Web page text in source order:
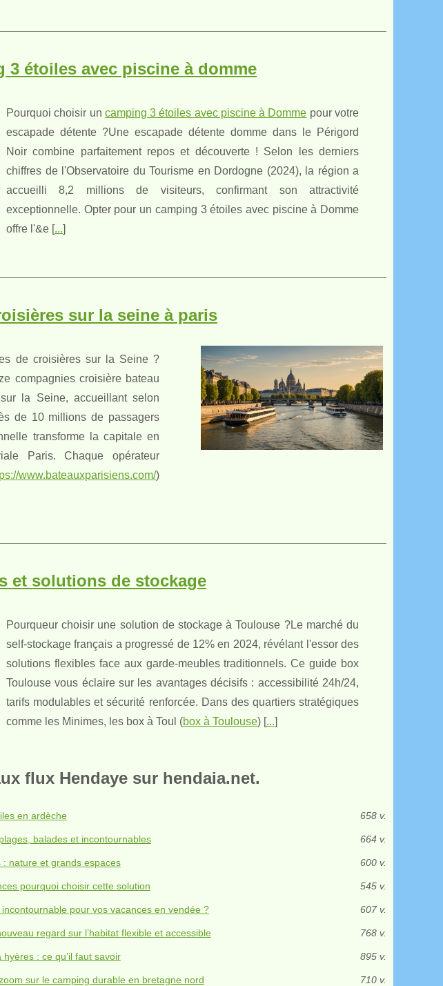
étoiles avec piscine à domme
Pourquoi choisir un camping 3 étoiles avec piscine à Domme pour votre
escapade détente ?Une escapade détente domme dans le Périgord
Noir combine parfaitement repos et découverte ! Selon les derniers
chiffres de l'Observatoire du Tourisme en Dordogne (2024), la région a
accueilli 8,2 millions de visiteurs, confirmant son attractivité
exceptionnelle. Opter pour un camping 3 étoiles avec piscine à Domme
offre l'&e [...]
sur la seine à paris
de croisières sur la Seine ?
compagnies croisière bateau
la Seine, accueillant selon
de 10 millions de passagers
transforme la capitale en
Paris. Chaque opérateur
www.bateauxparisiens.com/)
et solutions de stockage
Pourqueur choisir une solution de stockage à Toulouse ?Le marché du
self-stockage français a progressé de 12% en 2024, révélant l'essor des
solutions flexibles face aux garde-meubles traditionnels. Ce guide box
Toulouse vous éclaire sur les avantages décisifs : accessibilité 24h/24,
tarifs modulables et sécurité renforcée. Dans des quartiers stratégiques
comme les Minimes, les box à Toul (box à Toulouse) [...]
flux Hendaye sur hendaia.net.
en ardèche 658 v.
balades et incontournables 664 v.
nature et grands espaces 600 v.
pourquoi choisir cette solution 545 v.
pour vos vacances en vendée ? 607 v.
regard sur l’habitat flexible et accessible 768 v.
: ce qu’il faut savoir 895 v.
sur le camping durable en bretagne nord 710 v.